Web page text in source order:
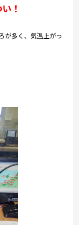
金
！
が多く、気温上がっ